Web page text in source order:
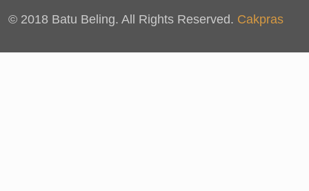
© 2018 Batu Beling. All Rights Reserved. Cakpras